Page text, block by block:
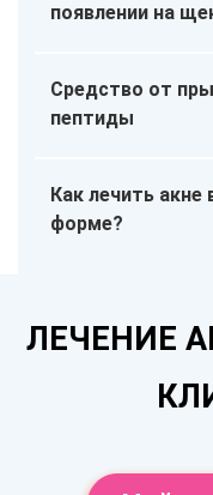
появлении на
Средство от
пептиды
Как лечить акне
форме?
ЛЕЧЕНИЕ